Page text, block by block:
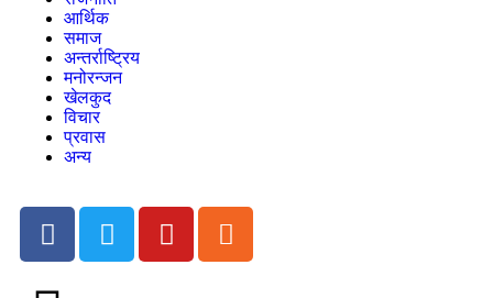
आर्थिक
समाज
अन्तर्राष्ट्रिय
मनोरन्जन
खेलकुद
विचार
प्रवास
अन्य